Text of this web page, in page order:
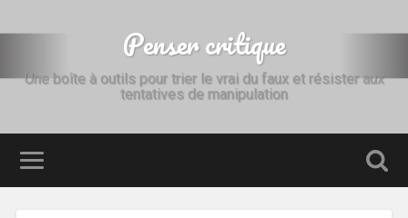
Penser critique
Une boîte à outils pour trier le vrai du faux et résister aux
tentatives de manipulation